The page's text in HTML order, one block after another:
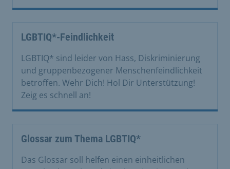
LGBTIQ*-Feindlichkeit
LGBTIQ* sind leider von Hass, Diskriminierung
und gruppenbezogener Menschenfeindlichkeit
betroffen. Wehr Dich! Hol Dir Unterstützung!
Zeig es schnell an!
Glossar zum Thema LGBTIQ*
Das Glossar soll helfen einen einheitlichen